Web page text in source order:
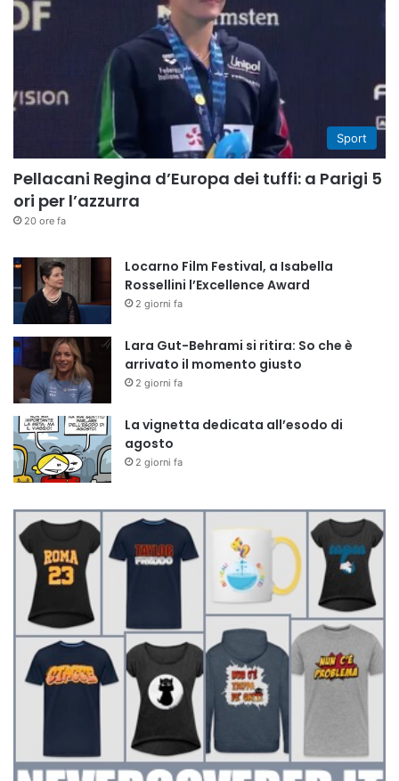
Sport
Pellacani Regina d’Europa dei tuffi: a Parigi 5
ori per l’azzurra
20 ore fa
Locarno Film Festival, a Isabella
Rossellini l’Excellence Award
2 giorni fa
Lara Gut-Behrami si ritira: So che è
arrivato il momento giusto
2 giorni fa
La vignetta dedicata all’esodo di
agosto
2 giorni fa